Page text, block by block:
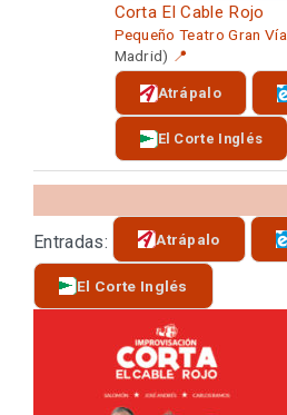
Corta El Cable Rojo
Pequeño Teatro Gran Vía
Madrid) 📍
Atrápalo
El Corte Inglés
Entradas:
Atrápalo
El Corte Inglés